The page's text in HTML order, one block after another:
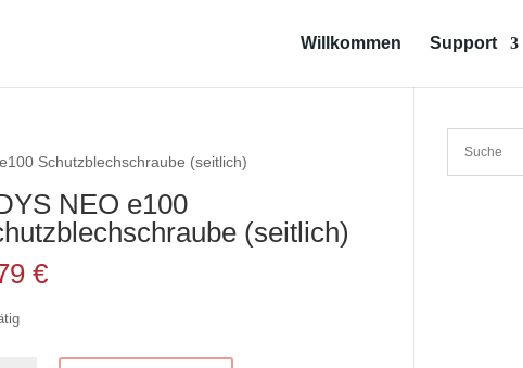
Willkommen Support
Schutzblechschraube (seitlich)
NEO e100
(seitlich)
€